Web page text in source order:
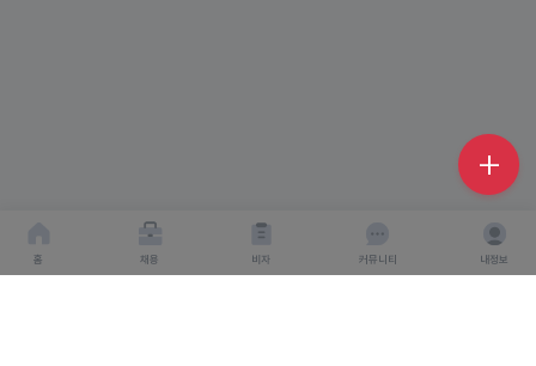
홈 채용 비자 커뮤니티 내정보